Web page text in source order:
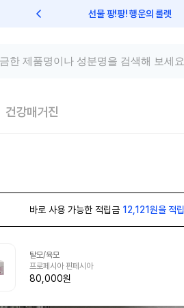
선물 팡!팡! 행운의 룰렛
건강매거진
바로 사용 가능한 적립금 12,121원을 적립
탈모/육모
프로페시아 핀페시아
80,000원